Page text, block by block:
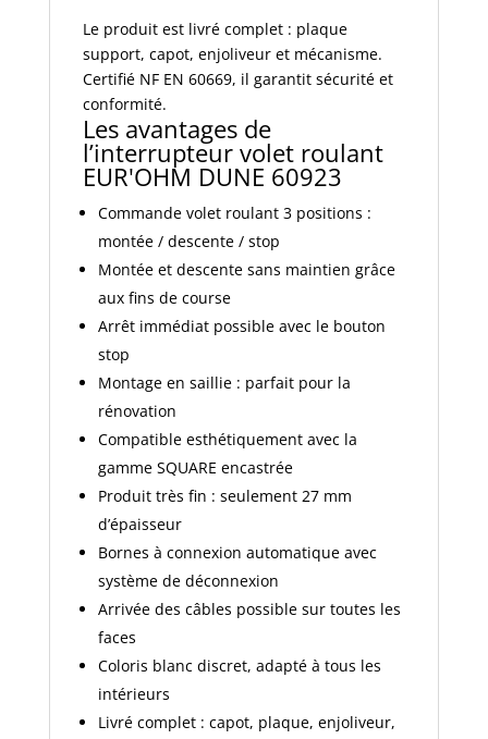
Le produit est livré complet : plaque
support, capot, enjoliveur et mécanisme.
Certifié NF EN 60669, il garantit sécurité et
conformité.
Les avantages de
l’interrupteur volet roulant
EUR'OHM DUNE 60923
Commande volet roulant 3 positions :
montée / descente / stop
Montée et descente sans maintien grâce
aux fins de course
Arrêt immédiat possible avec le bouton
stop
Montage en saillie : parfait pour la
rénovation
Compatible esthétiquement avec la
gamme SQUARE encastrée
Produit très fin : seulement 27 mm
d’épaisseur
Bornes à connexion automatique avec
système de déconnexion
Arrivée des câbles possible sur toutes les
faces
Coloris blanc discret, adapté à tous les
intérieurs
Livré complet : capot, plaque, enjoliveur,